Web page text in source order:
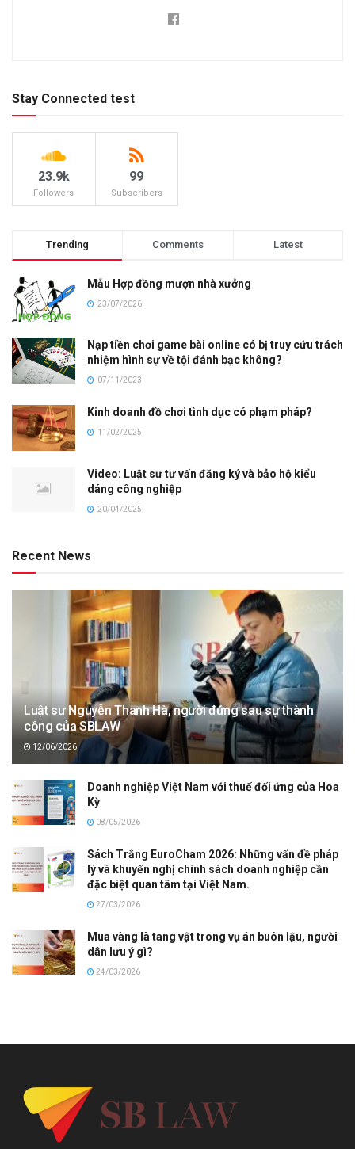
Stay Connected test
23.9k
Followers
99
Subscribers
Trending Comments Latest
Mẫu Hợp đồng mượn nhà xưởng
23/07/2026
Nạp tiền chơi game bài online có bị truy cứu trách
nhiệm hình sự về tội đánh bạc không?
07/11/2023
Kinh doanh đồ chơi tình dục có phạm pháp?
11/02/2025
Video: Luật sư tư vấn đăng ký và bảo hộ kiểu
dáng công nghiệp
20/04/2025
Recent News
Luật sư Nguyễn Thanh Hà, người đứng sau sự thành
công của SBLAW
12/06/2026
Doanh nghiệp Việt Nam với thuế đối ứng của Hoa
Kỳ
08/05/2026
Sách Trắng EuroCham 2026: Những vấn đề pháp
lý và khuyến nghị chính sách doanh nghiệp cần
đặc biệt quan tâm tại Việt Nam.
27/03/2026
Mua vàng là tang vật trong vụ án buôn lậu, người
dân lưu ý gì?
24/03/2026